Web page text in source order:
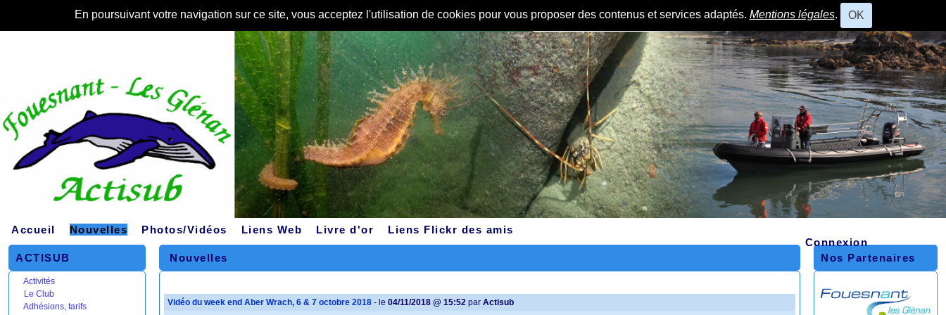
En poursuivant votre navigation sur ce site, vous acceptez l'utilisation de cookies pour vous proposer des contenus et services adaptés. Mentions légales. OK
Accueil
Connexion
Nouvelles Photos/Vidéos Liens Web Livre d'or Liens Flickr des amis
ACTISUB
Activités
Le Club
Adhésions, tarifs
Nouvelles
Vidéo du week end Aber Wrach, 6 & 7 octobre 2018 - le 04/11/2018 @ 15:52 par Actisub
Nos Partenaires